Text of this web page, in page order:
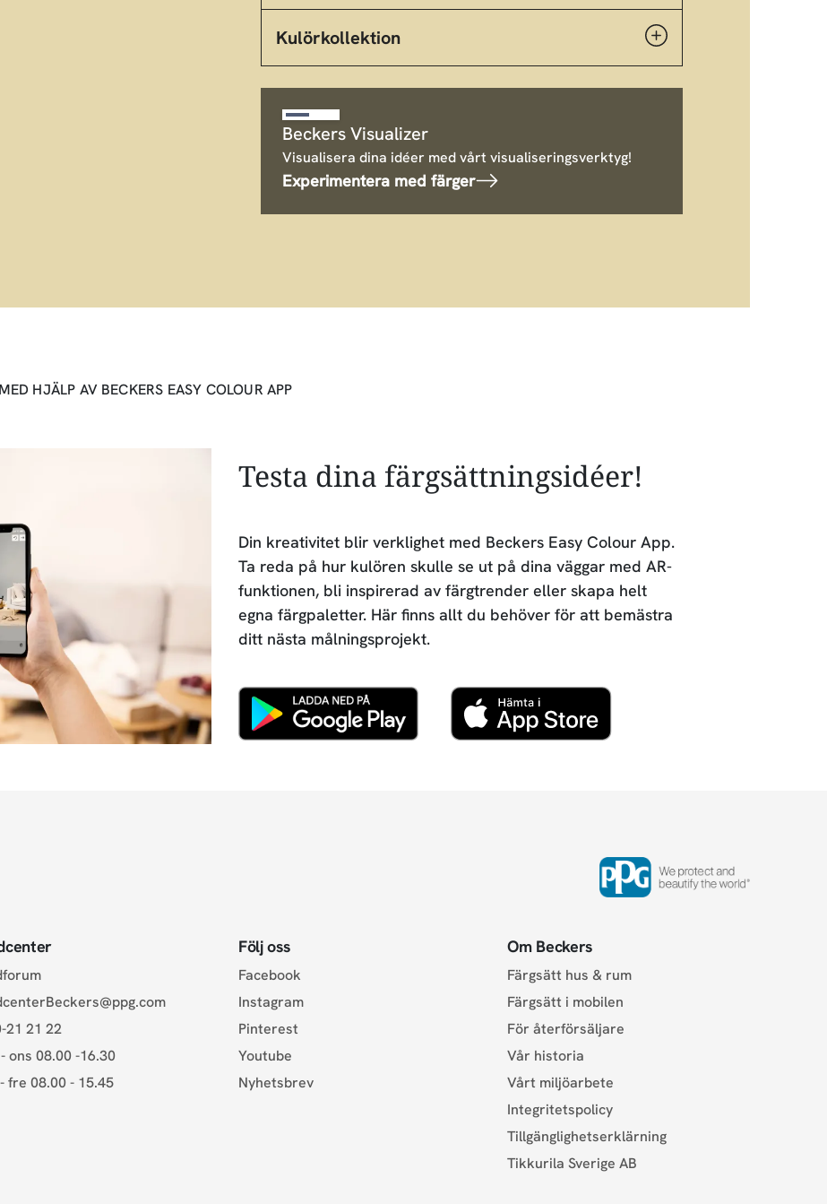
Kulörkollektion
Beckers Visualizer
Visualisera dina idéer med vårt visualiseringsverktyg!
Experimentera med färger
HJÄLP AV BECKERS EASY COLOUR APP
Testa dina färgsättningsidéer!
Din kreativitet blir verklighet med Beckers Easy Colour App.
Ta reda på hur kulören skulle se ut på dina väggar med AR-
funktionen, bli inspirerad av färgtrender eller skapa helt
egna färgpaletter. Här finns allt du behöver för att bemästra
ditt nästa målningsprojekt.
21 21 22
ons 08.00 -16.30
fre 08.00 - 15.45
Följ oss
Facebook
Instagram
Pinterest
Youtube
Nyhetsbrev
Om Beckers
Färgsätt hus & rum
Färgsätt i mobilen
För återförsäljare
Vår historia
Vårt miljöarbete
Integritetspolicy
Tillgänglighetserklärning
Tikkurila Sverige AB